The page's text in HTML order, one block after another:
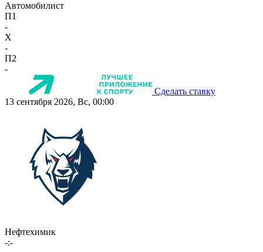
Автомобилист
П1
-
X
-
П2
-
Сделать ставку
13 сентября 2026, Вс, 00:00
Нефтехимик
-:-